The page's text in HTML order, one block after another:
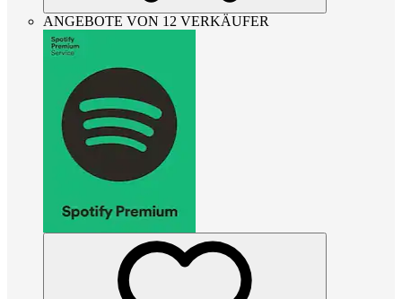
ANGEBOTE VON 12 VERKÄUFER